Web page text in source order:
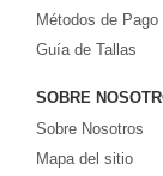
Métodos de Pago
Guía de Tallas
SOBRE
Sobre Nosotros
Mapa del sitio